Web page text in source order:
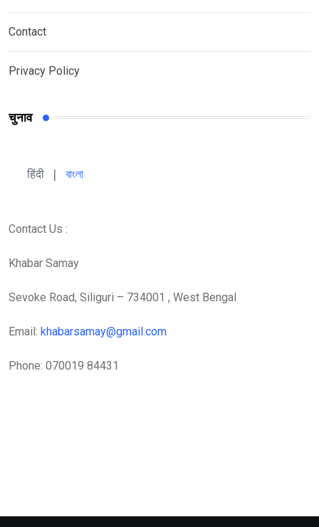
Contact
Privacy Policy
चुनाव
हिंदी বাংলা
Contact Us :
Khabar Samay
Sevoke Road, Siliguri – 734001 , West Bengal
Email: khabarsamay@gmail.com
Phone: 070019 84431